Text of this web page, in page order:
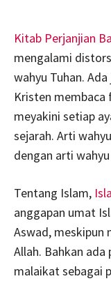
Kitab Perjanjian
mengalami
wahyu Tuhan.
Kristen membaca
meyakini setiap
sejarah. Arti
dengan arti
Tentang Islam,
anggapan umat
Aswad, meskipun
Allah. Bahkan
malaikat sebagai